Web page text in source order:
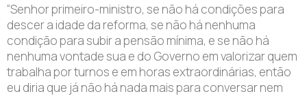
“Senhor primeiro-ministro, se não há condições para
descer a idade da reforma, se não há nenhuma
condição para subir a pensão mínima, e se não há
nenhuma vontade sua e do Governo em valorizar quem
trabalha por turnos e em horas extraordinárias, então
eu diria que já não há nada mais para conversar nem